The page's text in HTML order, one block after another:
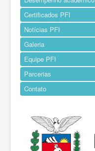
Certificados PFI
Notícias PFI
Galeria
Equipe PFI
Parcerias
Contato